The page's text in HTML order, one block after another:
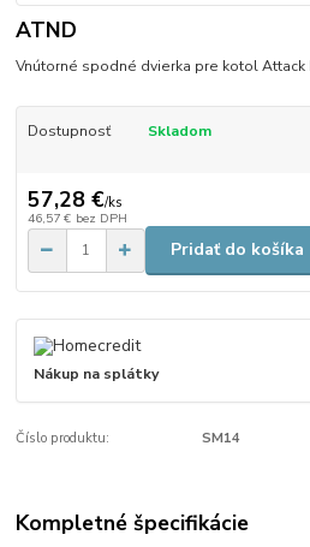
ATND
Vnútorné spodné dvierka pre kotol
Dostupnosť Skladom
57,28 €/ks
46,57 € bez DPH
Pridať do košíka
Nákup na splátky
Číslo produktu: SM14
Kompletné špecifikácie